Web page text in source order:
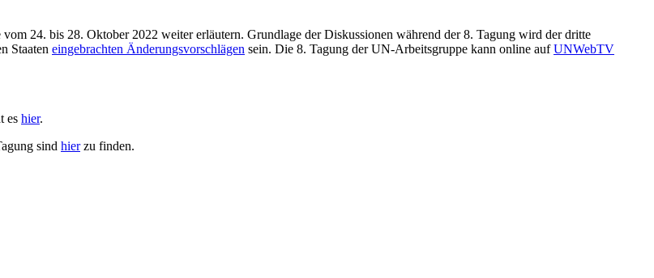
24. bis 28. Oktober 2022 weiter erläutern. Grundlage der Diskussionen während der 8. Tagung wird der dritte
Staaten eingebrachten Änderungsvorschlägen sein. Die 8. Tagung der UN-Arbeitsgruppe kann online aufUNWebTV
es hier.
sind hierzu finden.